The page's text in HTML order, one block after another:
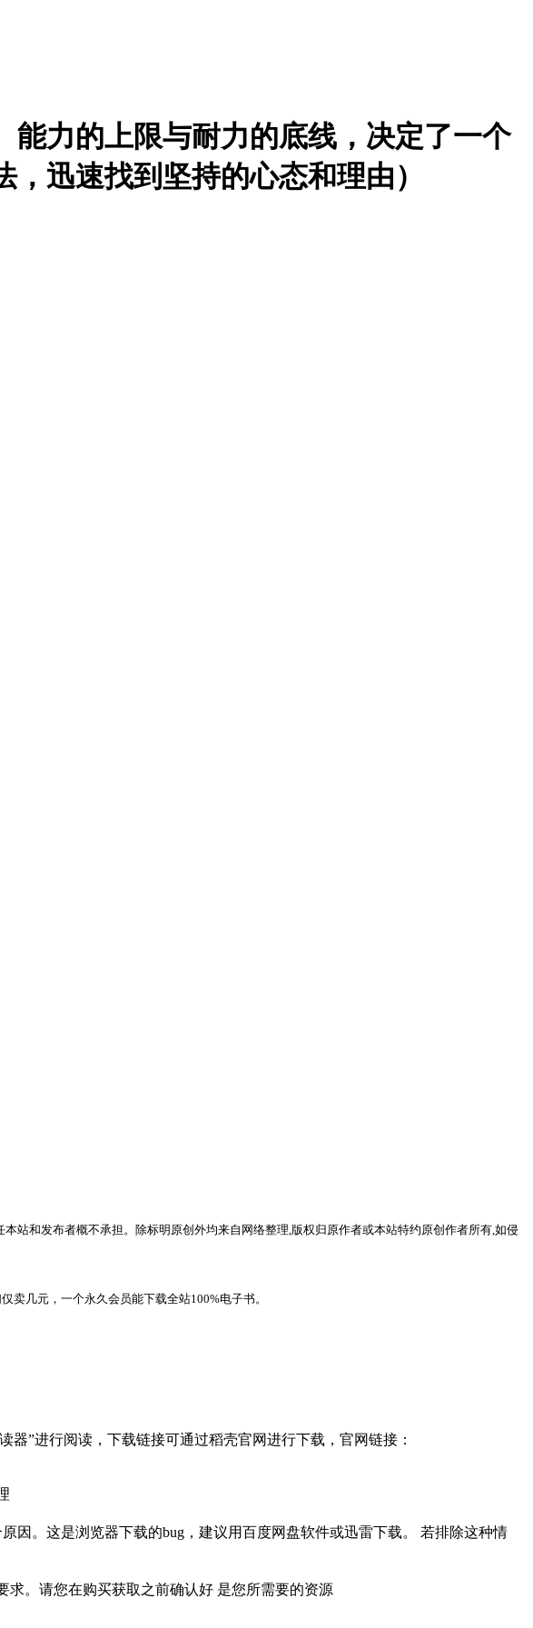
力的上限与耐力的底线，决定了一个
迅速找到坚持的心态和理由）
站和发布者概不承担。除标明原创外均来自网络整理,版权归原作者或本站特约原创作者所有,如侵
几元，一个永久会员能下载全站100%电子书。
器”进行阅读，下载链接可通过稻壳官网进行下载，官网链接：
因。这是浏览器下载的bug，建议用百度网盘软件或迅雷下载。 若排除这种情
。请您在购买获取之前确认好 是您所需要的资源